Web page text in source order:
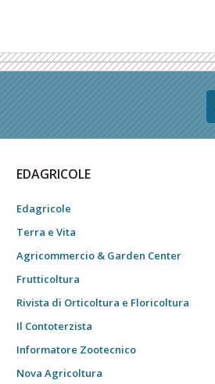
EDAGRICOLE
Edagricole
Terra e Vita
Agricommercio & Garden Center
Frutticoltura
Rivista di Orticoltura e Floricoltura
Il Contoterzista
Informatore Zootecnico
Nova Agricoltura